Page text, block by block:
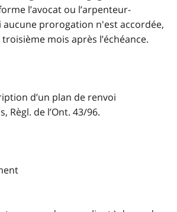
l’avocat ou l’arpenteur-
aucune prorogation n'est accordée,
mois après l’échéance.
d’un plan de renvoi
de l’Ont. 43/96.